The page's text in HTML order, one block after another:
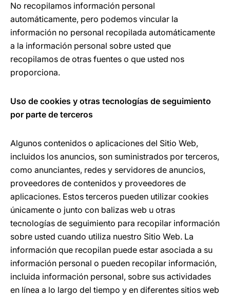
No recopilamos información personal
automáticamente, pero podemos vincular la
información no personal recopilada automáticamente
a la información personal sobre usted que
recopilamos de otras fuentes o que usted nos
proporciona.
Uso de cookies y otras tecnologías de seguimiento
por parte de terceros
Algunos contenidos o aplicaciones del Sitio Web,
incluidos los anuncios, son suministrados por terceros,
como anunciantes, redes y servidores de anuncios,
proveedores de contenidos y proveedores de
aplicaciones. Estos terceros pueden utilizar cookies
únicamente o junto con balizas web u otras
tecnologías de seguimiento para recopilar información
sobre usted cuando utiliza nuestro Sitio Web. La
información que recopilan puede estar asociada a su
información personal o pueden recopilar información,
incluida información personal, sobre sus actividades
en línea a lo largo del tiempo y en diferentes sitios web